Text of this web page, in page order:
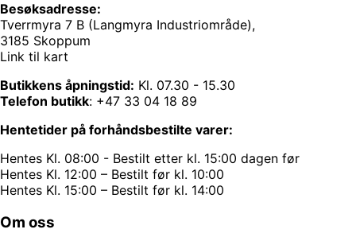
Besøksadresse:
Tverrmyra 7 B (Langmyra Industriområde),
3185 Skoppum
Link til kart
Butikkens åpningstid: Kl. 07.30 - 15.30
Telefon butikk: +47 33 04 18 89
Hentetider på forhåndsbestilte varer:
Hentes Kl. 08:00 - Bestilt etter kl. 15:00 dagen før
Hentes Kl. 12:00 – Bestilt før kl. 10:00
Hentes Kl. 15:00 – Bestilt før kl. 14:00
Om oss